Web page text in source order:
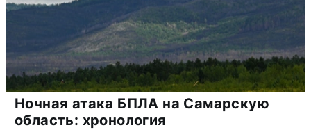
Ночная атака БПЛА на Самарскую
область: хронология